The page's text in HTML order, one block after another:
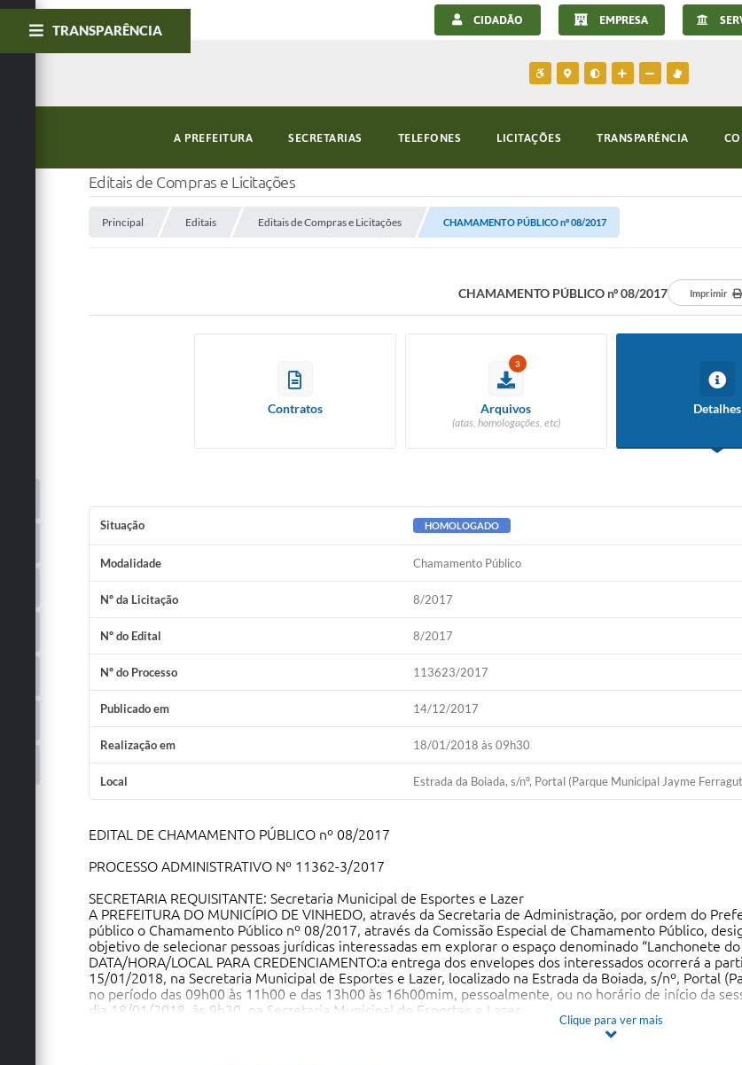
CIDADÃO EMPRESA
A PREFEITURA SECRETARIAS TELEFONES LICITAÇÕES TRANSPARÊNCIA
TRANSPARÊNCIA
Editais de Compras e Licitações
Principal Editais Editais de Compras e Licitações CHAMAMENTO PÚBLICO nº 08/2017
CHAMAMENTO PÚBLICO nº 08/2017 Imprimir
Contratos
3
Arquivos
(atas, homologações, etc)
Detalhes
Situação HOMOLOGADO
Modalidade Chamamento Público
Nº da Licitação 8/2017
Nº do Edital 8/2017
Nº do Processo 113623/2017
Publicado em 14/12/2017
Realização em 18/01/2018 às 09h30
Local Estrada da Boiada, s/nº, Portal (Parque Municipal Jayme
EDITAL DE CHAMAMENTO PÚBLICO nº 08/2017
PROCESSO ADMINISTRATIVO Nº 11362-3/2017
SECRETARIA REQUISITANTE: Secretaria Municipal de Esportes e Lazer
A PREFEITURA DO MUNICÍPIO DE VINHEDO, através da Secretaria de Administração, por ordem do
público o Chamamento Público nº 08/2017, através da Comissão Especial de Chamamento Público,
objetivo de selecionar pessoas jurídicas interessadas em explorar o espaço denominado “Lanchonete do
DATA/HORA/LOCAL PARA CREDENCIAMENTO:a entrega dos envelopes dos interessados ocorrerá a
15/01/2018, na Secretaria Municipal de Esportes e Lazer, localizado na Estrada da Boiada, s/nº, Portal
no período das 09h00 às 11h00 e das 13h00 às 16h00mim, pessoalmente, ou no horário de início da
dia 18/01/2018, às 9h30, na Secretaria Municipal de Esportes e Lazer.
LOCAL PARA CONSULTA E FORNECIMENTO DO EDITAL: o presente Edital de Chamamento Público
15/12/2017, na Secretaria Municipal de Esportes e Lazer, localizado na Estrada da Boiada, s/nº, Portal
Clique para ver mais